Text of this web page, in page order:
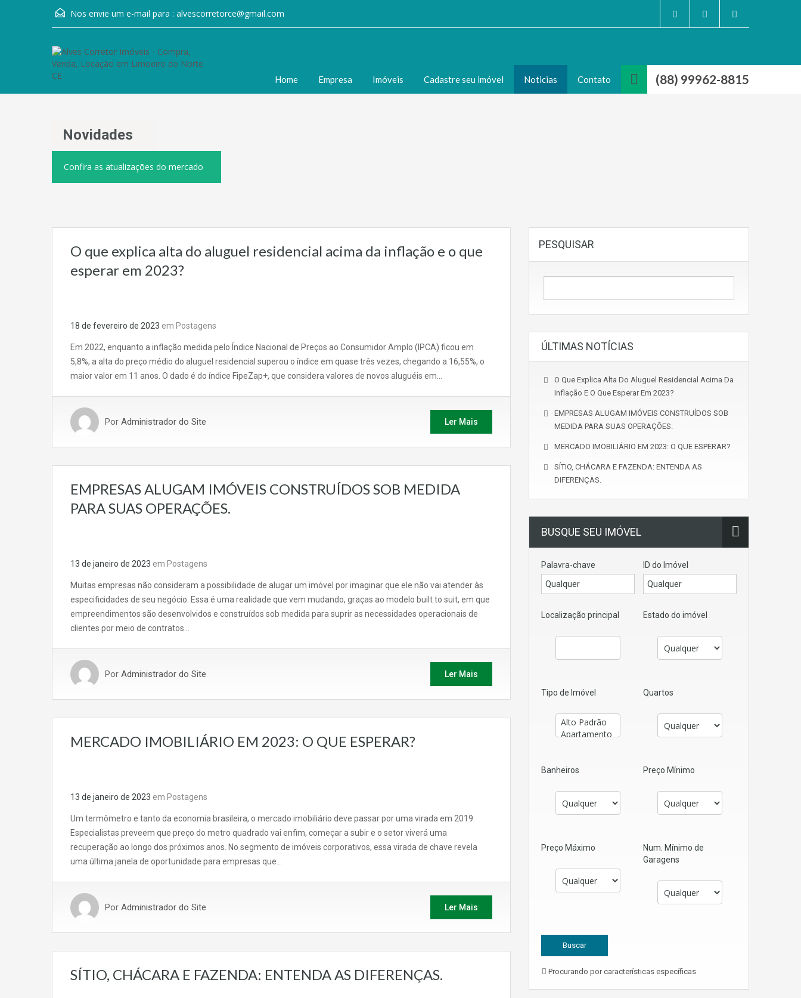
Nos envie um e-mail para : alvescorretorce@gmail.com
(88) 99962-8815
Home Empresa Imóveis Cadastre seu imóvel Noticias Contato
Novidades
Confira as atualizações do mercado
O que explica alta do aluguel residencial acima da inflação e o que
esperar em 2023?
18 de fevereiro de 2023 em Postagens
Em 2022, enquanto a inflação medida pelo Índice Nacional de Preços ao Consumidor Amplo (IPCA) ficou em
5,8%, a alta do preço médio do aluguel residencial superou o índice em quase três vezes, chegando a 16,55%, o
maior valor em 11 anos. O dado é do índice FipeZap+, que considera valores de novos aluguéis em…
Por Administrador do Site Ler Mais
EMPRESAS ALUGAM IMÓVEIS CONSTRUÍDOS SOB MEDIDA
PARA SUAS OPERAÇÕES.
13 de janeiro de 2023 em Postagens
Muitas empresas não consideram a possibilidade de alugar um imóvel por imaginar que ele não vai atender às
especificidades de seu negócio. Essa é uma realidade que vem mudando, graças ao modelo built to suit, em que
empreendimentos são desenvolvidos e construídos sob medida para suprir as necessidades operacionais de
clientes por meio de contratos…
Por Administrador do Site Ler Mais
MERCADO IMOBILIÁRIO EM 2023: O QUE ESPERAR?
13 de janeiro de 2023 em Postagens
Um termômetro e tanto da economia brasileira, o mercado imobiliário deve passar por uma virada em 2019.
Especialistas preveem que preço do metro quadrado vai enfim, começar a subir e o setor viverá uma
recuperação ao longo dos próximos anos. No segmento de imóveis corporativos, essa virada de chave revela
uma última janela de oportunidade para empresas que…
Por Administrador do Site Ler Mais
SÍTIO, CHÁCARA E FAZENDA: ENTENDA AS DIFERENÇAS.
PESQUISAR
ÚLTIMAS NOTÍCIAS
O Que Explica Alta Do Aluguel Residencial Acima Da
Inflação E O Que Esperar Em 2023?
EMPRESAS ALUGAM IMÓVEIS CONSTRUÍDOS SOB
MEDIDA PARA SUAS OPERAÇÕES.
MERCADO IMOBILIÁRIO EM 2023: O QUE ESPERAR?
SÍTIO, CHÁCARA E FAZENDA: ENTENDA AS
DIFERENÇAS.
BUSQUE SEU IMÓVEL
Palavra-chave ID do Imóvel
Localização principal Estado do imóvel
Tipo de Imóvel Quartos
Banheiros Preço Mínimo
Preço Máximo
Num. Mínimo de
Garagens
Procurando por características específicas